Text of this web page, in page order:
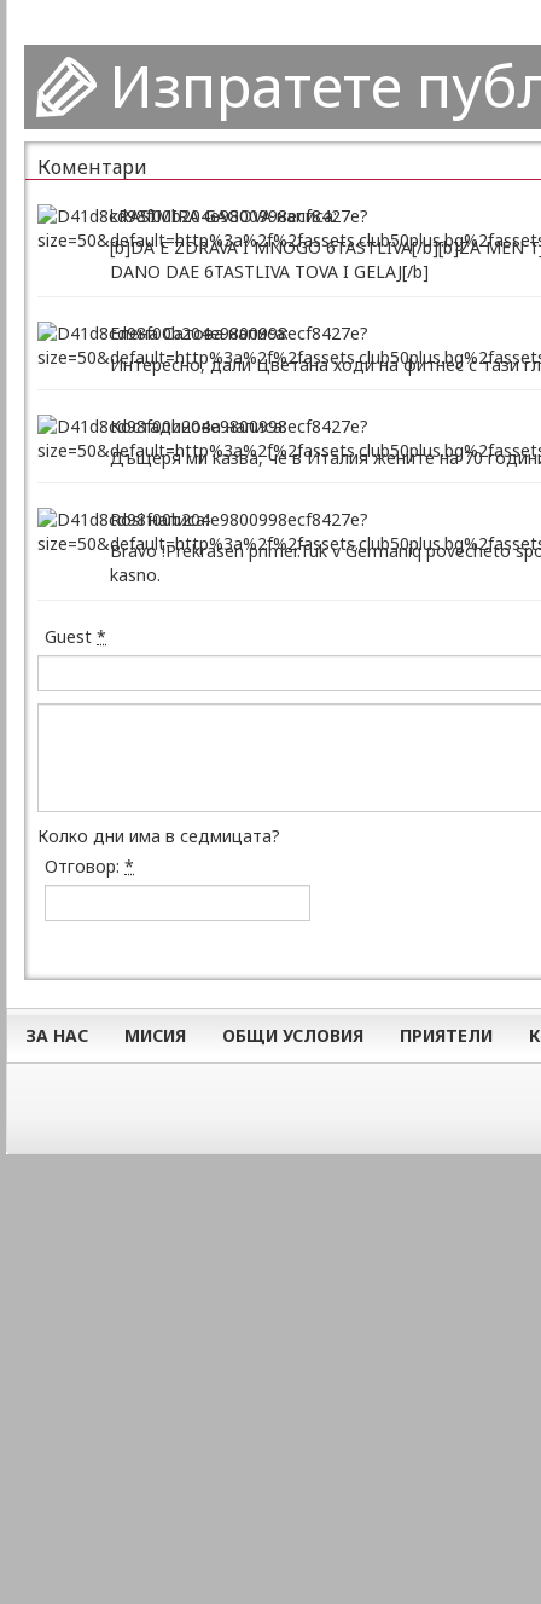
Изпратете
Коментари
kRASIMIRA GAGOVA написа:
[b]DA E ZDRAVA I MNOGO 6TASTLIVA[/b][b]ZA MEN
DANO DAE 6TASTLIVA TOVA I GELAJ[/b]
Елена Сатова написа:
Интересно, дали Цветана ходи на фитнес с тази
Костадинова написа:
Дъщеря ми казва, че в Италия жените на 70
Rosi написа:
Bravo !Prekrasen primer.Tuk v Germaniq povecheto
kasno.
Guest *
Колко дни има в седмицата?
Отговор: *
ЗА НАС МИСИЯ ОБЩИ УСЛОВИЯ ПРИЯТЕЛИ